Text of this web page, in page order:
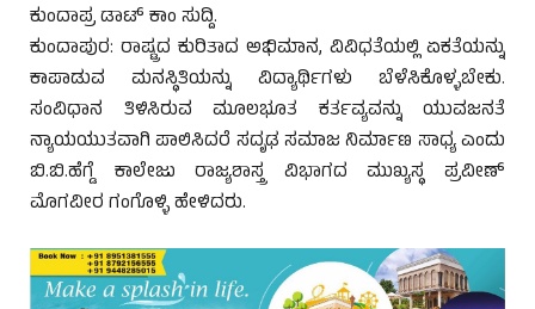
ಕುಂದಾಪ್ರ ಡಾಟ್ ಕಾಂ ಸುದ್ದಿ.
ಕುಂದಾಪುರ: ರಾಷ್ಟ್ರದ ಕುರಿತಾದ ಅಭಿಮಾನ, ವಿವಿಧತೆಯಲ್ಲಿ ಏಕತೆಯನ್ನು
ಕಾಪಾಡುವ ಮನಸ್ಥಿತಿಯನ್ನು ವಿದ್ಯಾರ್ಥಿಗಳು ಬೆಳೆಸಿಕೊಳ್ಳಬೇಕು.
ಸಂವಿಧಾನ ತಿಳಿಸಿರುವ ಮೂಲಭೂತ ಕರ್ತವ್ಯವನ್ನು ಯುವಜನತೆ
ನ್ಯಾಯಯುತವಾಗಿ ಪಾಲಿಸಿದರೆ ಸದೃಢ ಸಮಾಜ ನಿರ್ಮಾಣ ಸಾಧ್ಯ ಎಂದು
ಬಿ.ಬಿ.ಹೆಗ್ಡೆ ಕಾಲೇಜು ರಾಜ್ಯಶಾಸ್ತ್ರ ವಿಭಾಗದ ಮುಖ್ಯಸ್ಥ ಪ್ರವೀಣ್
ಮೊಗವೀರ ಗಂಗೊಳ್ಳಿ ಹೇಳಿದರು.